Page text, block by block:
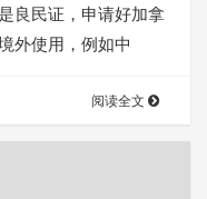
良民证，申请好加拿
外使用，例如中
阅读全文